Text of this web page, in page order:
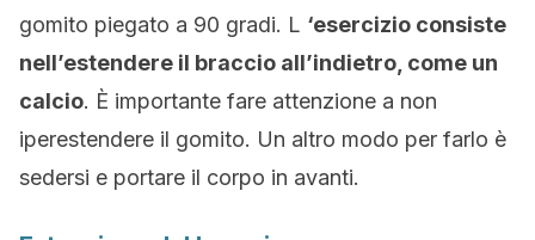
gomito piegato a 90 gradi. L ‘esercizio consiste
nell’estendere il braccio all’indietro, come un
calcio. È importante fare attenzione a non
iperestendere il gomito. Un altro modo per farlo è
sedersi e portare il corpo in avanti.